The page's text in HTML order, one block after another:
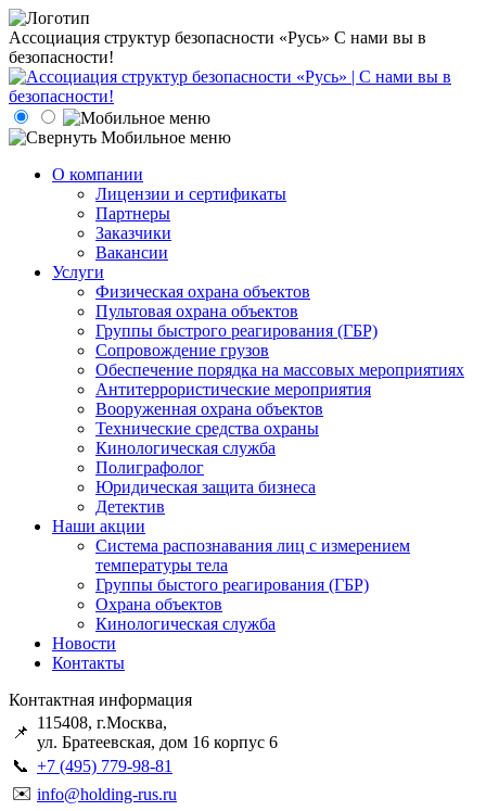
Ассоциация структур безопасности «Русь» С нами вы в
безопасности!
О компании
Лицензии и сертификаты
Партнеры
Заказчики
Вакансии
Услуги
Физическая охрана объектов
Пультовая охрана объектов
Группы быстрого реагирования (ГБР)
Сопровождение грузов
Обеспечение порядка на массовых мероприятиях
Антитеррористические мероприятия
Вооруженная охрана объектов
Технические средства охраны
Кинологическая служба
Полиграфолог
Юридическая защита бизнеса
Детектив
Наши акции
Система распознавания лиц с измерением
температуры тела
Группы быстого реагирования (ГБР)
Охрана объектов
Кинологическая служба
Новости
Контакты
Контактная информация
📌
115408, г.Москва,
ул. Братеевская, дом 16 корпус 6
📞 +7 (495) 779-98-81
✉️ info@holding-rus.ru